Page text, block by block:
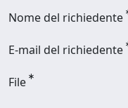
Nome del richiedente
E-mail del richiedente
File